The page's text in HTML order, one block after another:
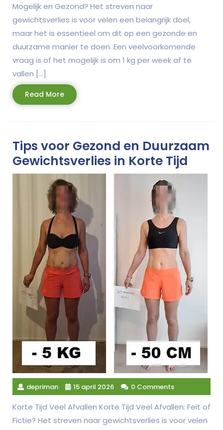
Mogelijk en Gezond? Het streven naar
gewichtsverlies is voor velen een belangrijk doel,
maar het is essentieel om dit op een gezonde en
duurzame manier te doen. Een veelvoorkomende
vraag is of het mogelijk is om 1 kg per week af te
vallen […]
Read MoreRead
More
Tips voor Gezond en Duurzaam
Gewichtsverlies in Korte Tijd
depriman 15 april 2026 0 Comments
Korte Tijd Veel Afvallen Korte Tijd Veel Afvallen: Feit of
Fictie? Het streven naar gewichtsverlies is voor velen